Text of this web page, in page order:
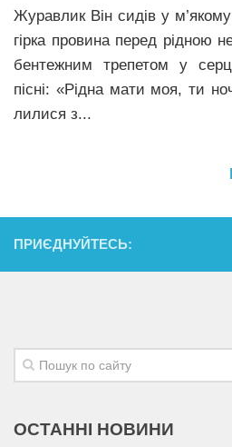
Журавлик Він сидів у
гірка провина перед рідною
бентежним трепетом у
пісні: «Рідна мати моя, ти
лилися з...
ПРИЄДНУЙТЕСЬ:
ОСТАННІ НОВИНИ